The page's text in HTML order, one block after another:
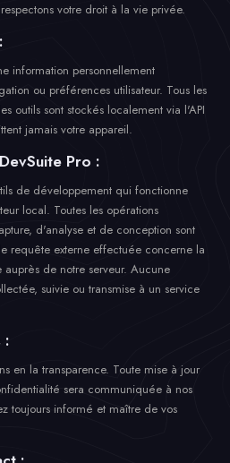
votre droit à la vie privée.
information personnellement
ou préférences utilisateur. Tous les
outils sont stockés localement via l'API
jamais votre appareil.
Pro :
de développement qui fonctionne
local. Toutes les opérations
d'analyse et de conception sont
requête externe effectuée concerne la
de notre serveur. Aucune
suivie ou transmise à un service
:
en la transparence. Toute mise à jour
sera communiquée à nos
toujours informé et maître de vos